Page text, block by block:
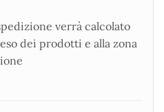
verrà calcolato
dei prodotti e alla zona